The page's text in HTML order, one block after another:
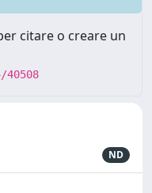
citare o creare un
ND